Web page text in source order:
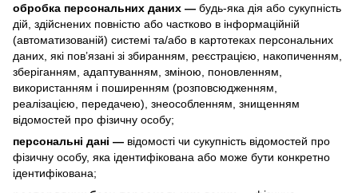
обробка персональних даних — будь-яка дія або сукупність
дій, здійснених повністю або частково в інформаційній
(автоматизованій) системі та/або в картотеках персональних
даних, які пов’язані зі збиранням, реєстрацією, накопиченням,
зберіганням, адаптуванням, зміною, поновленням,
використанням і поширенням (розповсюдженням,
реалізацією, передачею), знеособленням, знищенням
відомостей про фізичну особу;
персональні дані — відомості чи сукупність відомостей про
фізичну особу, яка ідентифікована або може бути конкретно
ідентифікована;